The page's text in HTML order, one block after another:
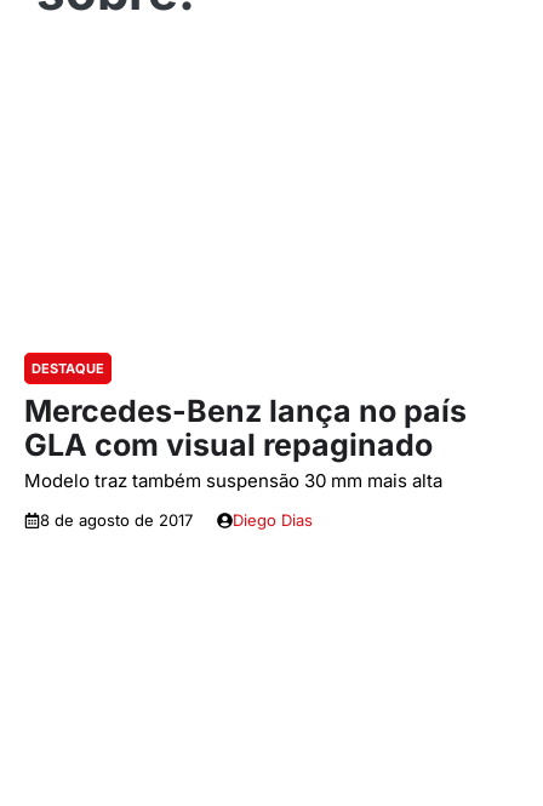
DESTAQUE
Mercedes-Benz lança no país
GLA com visual repaginado
Modelo traz também suspensão 30 mm mais alta
8 de agosto de 2017 Diego Dias